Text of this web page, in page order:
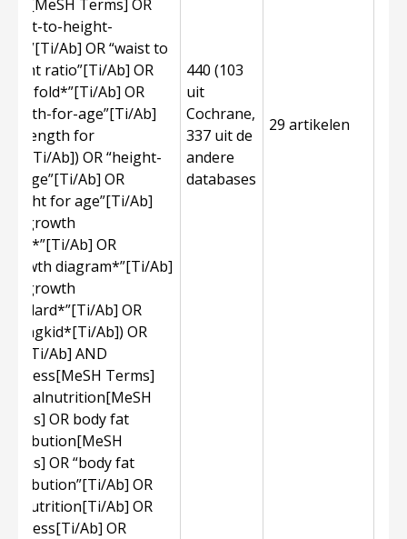
Terms] OR
to-height-
Ab] OR “waist to
ratio”[Ti/Ab] OR
fold*”[Ti/Ab] OR
for-age”[Ti/Ab]
“length for
Ab]) OR “height-
age”[Ti/Ab] OR
for age”[Ti/Ab]
“growth
Ab] OR
diagram*”[Ti/Ab]
“growth
Ab] OR
Ab]) OR
Ab] AND
Terms]
malnutrition[MeSH
OR body fat
OR “body fat
Ab] OR
Ab] OR
Ab] OR
440 (103
uit
Cochrane,
337 uit de
andere
databases
29 artikelen